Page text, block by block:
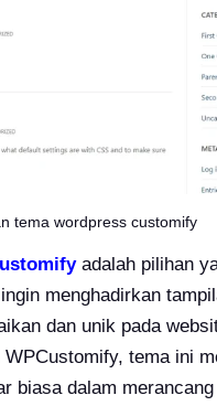
tema wordpress customify
adalah pilihan
menghadirkan
dan unik pada
tema ini
biasa dalam merancang